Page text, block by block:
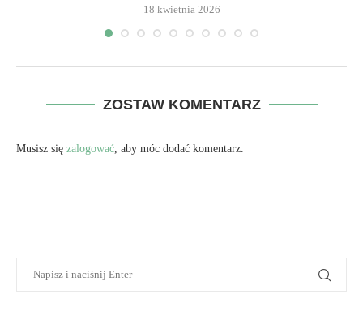
18 kwietnia 2026
ZOSTAW KOMENTARZ
Musisz się zalogować , aby móc dodać komentarz.